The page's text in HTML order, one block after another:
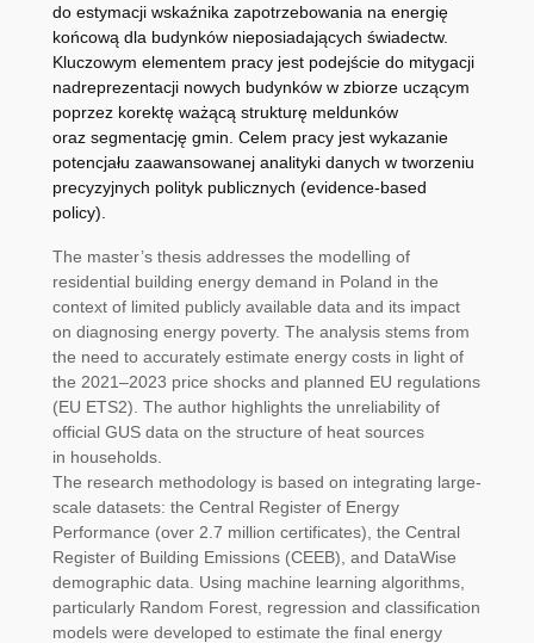
do estymacji wskaźnika zapotrzebowania na energię
końcową dla budynków nieposiadających świadectw.
Kluczowym elementem pracy jest podejście do mitygacji
nadreprezentacji nowych budynków w zbiorze uczącym
poprzez korektę ważącą strukturę meldunków
oraz segmentację gmin. Celem pracy jest wykazanie
potencjału zaawansowanej analityki danych w tworzeniu
precyzyjnych polityk publicznych (evidence-based
policy).
The master’s thesis addresses the modelling of
residential building energy demand in Poland in the
context of limited publicly available data and its impact
on diagnosing energy poverty. The analysis stems from
the need to accurately estimate energy costs in light of
the 2021–2023 price shocks and planned EU regulations
(EU ETS2). The author highlights the unreliability of
official GUS data on the structure of heat sources
in households.
The research methodology is based on integrating large-
scale datasets: the Central Register of Energy
Performance (over 2.7 million certificates), the Central
Register of Building Emissions (CEEB), and DataWise
demographic data. Using machine learning algorithms,
particularly Random Forest, regression and classification
models were developed to estimate the final energy